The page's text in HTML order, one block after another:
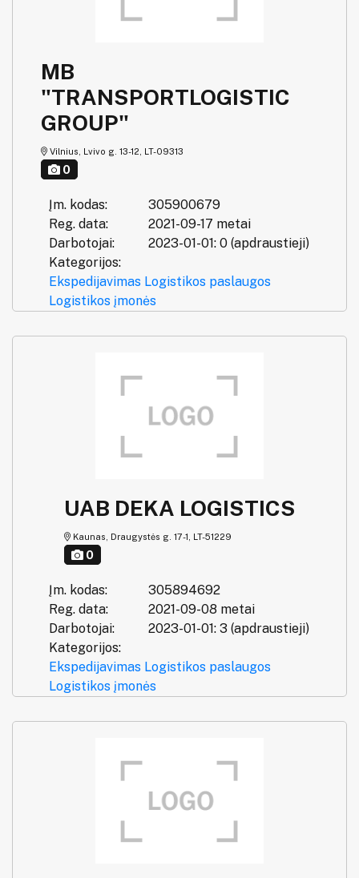
MB
"TRANSPORTLOGISTIC
GROUP"
Vilnius, Lvivo g. 13-12, LT-09313
0
Įm. kodas:
305900679
Reg. data:
2021-09-17 metai
Darbotojai:
2023-01-01: 0 (apdraustieji)
Kategorijos:
Ekspedijavimas Logistikos paslaugos
Logistikos įmonės
UAB DEKA LOGISTICS
Kaunas, Draugystės g. 17-1, LT-51229
0
Įm. kodas:
305894692
Reg. data:
2021-09-08 metai
Darbotojai:
2023-01-01: 3 (apdraustieji)
Kategorijos:
Ekspedijavimas Logistikos paslaugos
Logistikos įmonės